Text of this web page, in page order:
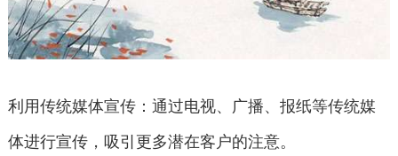
利用传统媒体宣传：通过电视、广播、报纸等传统媒
体进行宣传，吸引更多潜在客户的注意。